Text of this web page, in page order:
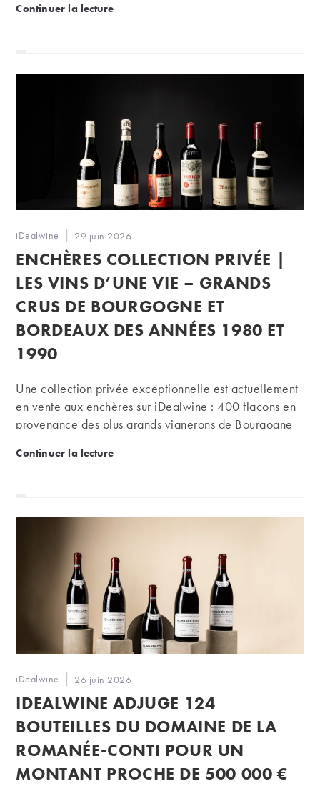
Continuer la lectureFine Spirits Auction | L’héritage du temps
Auteur/autrice
la
publication :
iDealwine
Publication
publiée :
29 juin 2026
ENCHÈRES COLLECTION PRIVÉE |
LES VINS D’UNE VIE – GRANDS
CRUS DE BOURGOGNE ET
BORDEAUX DES ANNÉES 1980 ET
1990
Une collection privée exceptionnelle est actuellement
en vente aux enchères sur iDealwine : 400 flacons en
provenance des plus grands vignerons de Bourgogne
Continuer la lectureEnchères Collection Privée | Les vins d’une vie –
Auteur/autrice
publication :
iDealwine
Publication
publiée :
26 juin 2026
IDEALWINE ADJUGE 124
BOUTEILLES DU DOMAINE DE LA
ROMANÉE-CONTI POUR UN
MONTANT PROCHE DE 500 000 €